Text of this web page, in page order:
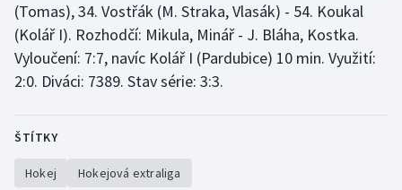
Sportovní střelba
Stolní tenis
Veslování
(Tomas), 34. Vostřák (M. Straka, Vlasák) - 54. Koukal
(Kolář I). Rozhodčí: Mikula, Minář - J. Bláha, Kostka.
Vyloučení: 7:7, navíc Kolář I (Pardubice) 10 min. Využití:
2:0. Diváci: 7389. Stav série: 3:3.
ŠTÍTKY
Hokej Hokejová extraliga